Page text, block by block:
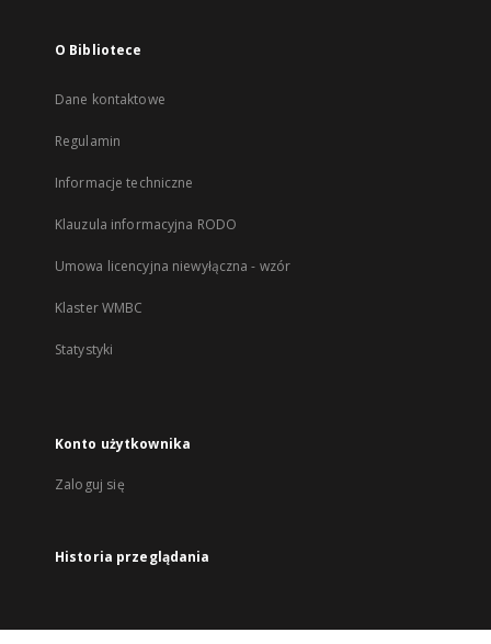
O Bibliotece
Dane kontaktowe
Regulamin
Informacje techniczne
Klauzula informacyjna RODO
Umowa licencyjna niewyłączna - wzór
Klaster WMBC
Statystyki
Konto użytkownika
Zaloguj się
Historia przeglądania